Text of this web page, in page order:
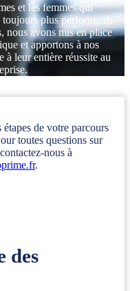
et les femmes qui
plus performants
nous avons mis en place
et apportons à nos
à leur entière réussite au
de votre parcours
toutes questions sur
nous à
.
des